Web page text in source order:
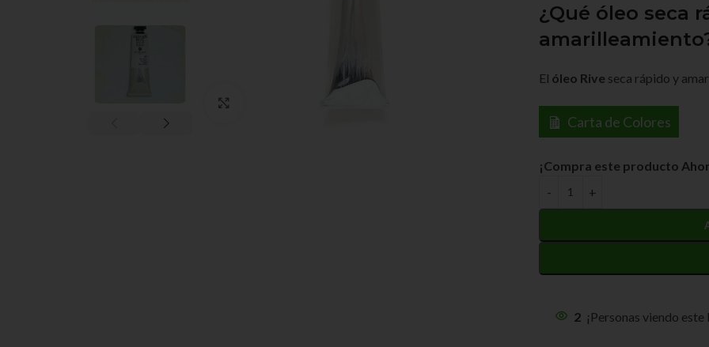
¿Qué óleo seca
El óleo Rive seca rápido y
Carta de Colores
¡Compra este producto
2 ¡Personas viendo